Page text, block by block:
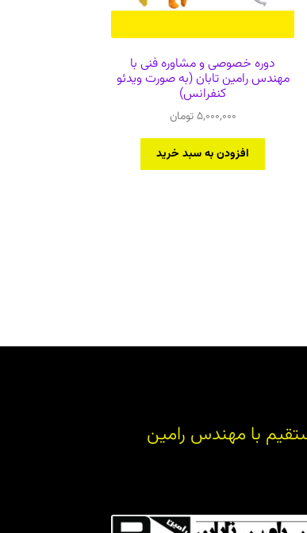
دوره خصوصی و مشاوره فنی با
مهندس رامین تابان (به صورت ویدئو
کنفرانس)
5,000,000تومان
افزودن به سبد خرید
با مهندس رامین